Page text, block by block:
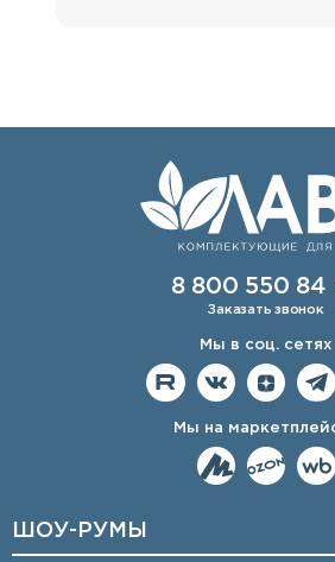
8 800 550 84
Заказать звонок
Мы в соц. сетях
Мы на
ШОУ-РУМЫ